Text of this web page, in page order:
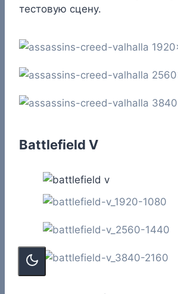
тестовую сцену.
Battlefield V